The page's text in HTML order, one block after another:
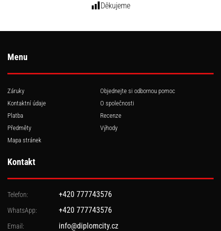
Děkujeme
Menu
Záruky
Objednejte si odbornou pomoc
Kontaktní údaje
O společnosti
Platba
Recenze
Předměty
Výhody
Mapa stránek
Kontakt
Telefon: +420 777743576
WhatsApp: +420 777743576
Email: info@diplomcity.cz